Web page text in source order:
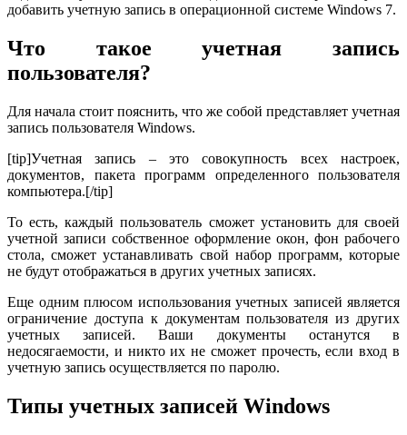
добавить учетную запись в операционной системе Windows 7.
Что такое учетная запись
пользователя?
Для начала стоит пояснить, что же собой представляет учетная
запись пользователя Windows.
[tip]Учетная запись – это совокупность всех настроек,
документов, пакета программ определенного пользователя
компьютера.[/tip]
То есть, каждый пользователь сможет установить для своей
учетной записи собственное оформление окон, фон рабочего
стола, сможет устанавливать свой набор программ, которые
не будут отображаться в других учетных записях.
Еще одним плюсом использования учетных записей является
ограничение доступа к документам пользователя из других
учетных записей. Ваши документы останутся в
недосягаемости, и никто их не сможет прочесть, если вход в
учетную запись осуществляется по паролю.
Типы учетных записей Windows